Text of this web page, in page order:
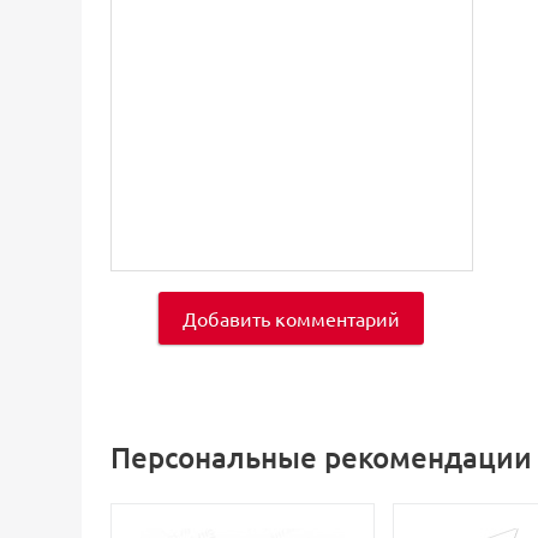
Добавить комментарий
Персональные рекомендации